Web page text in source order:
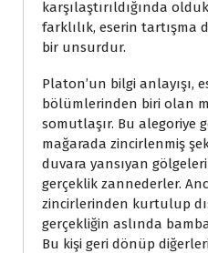
karşılaştırıldığında
farklılık, eserin tartışma
bir unsurdur.
Platon’un bilgi anlayışı,
bölümlerinden biri olan
somutlaşır. Bu alegoriye
mağarada zincirlenmiş
duvara yansıyan
gerçeklik zannederler.
zincirlerinden kurtulup
gerçekliğin aslında
Bu kişi geri dönüp